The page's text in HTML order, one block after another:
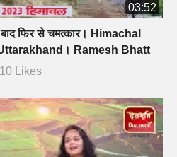
03:52
फिर से चमत्कार। Himachal
Ramesh Bhatt
Likes